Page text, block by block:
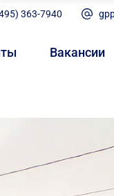
363-7940
Вакансии